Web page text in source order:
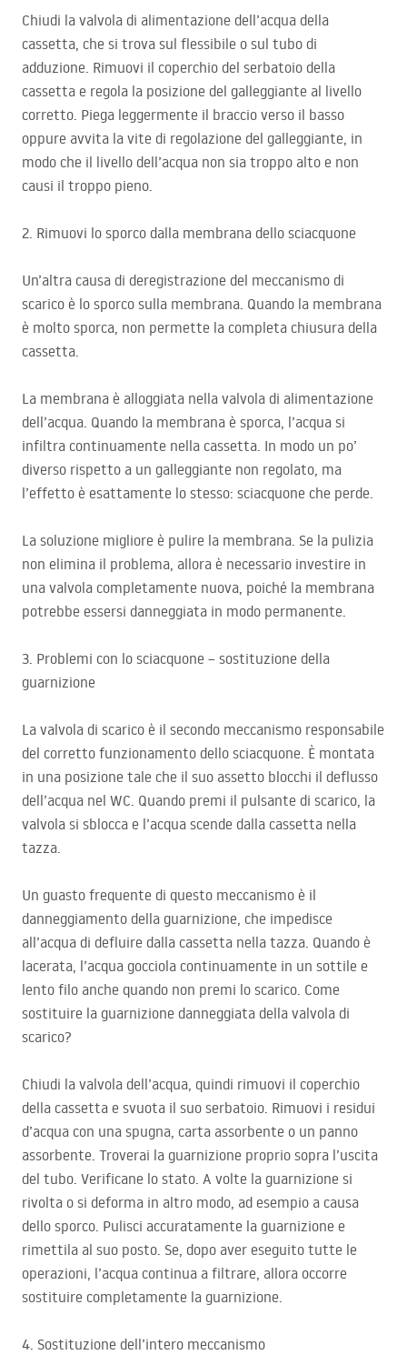
Chiudi la valvola di alimentazione dell’acqua della
cassetta, che si trova sul flessibile o sul tubo di
adduzione. Rimuovi il coperchio del serbatoio della
cassetta e regola la posizione del galleggiante al livello
corretto. Piega leggermente il braccio verso il basso
oppure avvita la vite di regolazione del galleggiante, in
modo che il livello dell’acqua non sia troppo alto e non
causi il troppo pieno.
2. Rimuovi lo sporco dalla membrana dello sciacquone
Un’altra causa di deregistrazione del meccanismo di
scarico è lo sporco sulla membrana. Quando la membrana
è molto sporca, non permette la completa chiusura della
cassetta.
La membrana è alloggiata nella valvola di alimentazione
dell’acqua. Quando la membrana è sporca, l’acqua si
infiltra continuamente nella cassetta. In modo un po’
diverso rispetto a un galleggiante non regolato, ma
l’effetto è esattamente lo stesso: sciacquone che perde.
La soluzione migliore è pulire la membrana. Se la pulizia
non elimina il problema, allora è necessario investire in
una valvola completamente nuova, poiché la membrana
potrebbe essersi danneggiata in modo permanente.
3. Problemi con lo sciacquone – sostituzione della
guarnizione
La valvola di scarico è il secondo meccanismo responsabile
del corretto funzionamento dello sciacquone. È montata
in una posizione tale che il suo assetto blocchi il deflusso
dell’acqua nel WC. Quando premi il pulsante di scarico, la
valvola si sblocca e l’acqua scende dalla cassetta nella
tazza.
Un guasto frequente di questo meccanismo è il
danneggiamento della guarnizione, che impedisce
all’acqua di defluire dalla cassetta nella tazza. Quando è
lacerata, l’acqua gocciola continuamente in un sottile e
lento filo anche quando non premi lo scarico. Come
sostituire la guarnizione danneggiata della valvola di
scarico?
Chiudi la valvola dell’acqua, quindi rimuovi il coperchio
della cassetta e svuota il suo serbatoio. Rimuovi i residui
d’acqua con una spugna, carta assorbente o un panno
assorbente. Troverai la guarnizione proprio sopra l’uscita
del tubo. Verificane lo stato. A volte la guarnizione si
rivolta o si deforma in altro modo, ad esempio a causa
dello sporco. Pulisci accuratamente la guarnizione e
rimettila al suo posto. Se, dopo aver eseguito tutte le
operazioni, l’acqua continua a filtrare, allora occorre
sostituire completamente la guarnizione.
4. Sostituzione dell’intero meccanismo